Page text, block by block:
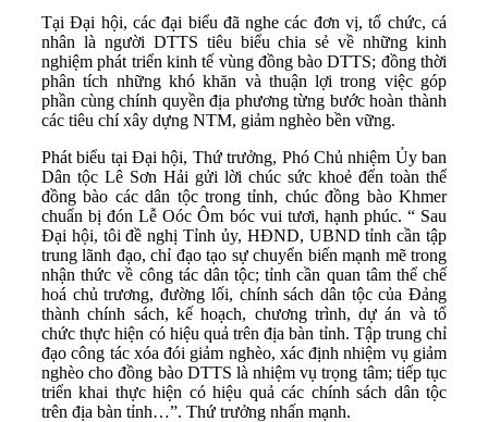
Tại Đại hội, các đại biểu đã nghe các đơn vị, tổ chức, cá
nhân là người DTTS tiêu biểu chia sẻ về những kinh
nghiệm phát triển kinh tế vùng đồng bào DTTS; đồng thời
phân tích những khó khăn và thuận lợi trong việc góp
phần cùng chính quyền địa phương từng bước hoàn thành
các tiêu chí xây dựng NTM, giảm nghèo bền vững.
Phát biểu tại Đại hội, Thứ trưởng, Phó Chủ nhiệm Ủy ban
Dân tộc Lê Sơn Hải gửi lời chúc sức khoẻ đến toàn thể
đồng bào các dân tộc trong tỉnh, chúc đồng bào Khmer
chuẩn bị đón Lễ Oóc Ôm bóc vui tươi, hạnh phúc. “ Sau
Đại hội, tôi đề nghị Tỉnh ủy, HĐND, UBND tỉnh cần tập
trung lãnh đạo, chỉ đạo tạo sự chuyển biến mạnh mẽ trong
nhận thức về công tác dân tộc; tỉnh cần quan tâm thể chế
hoá chủ trương, đường lối, chính sách dân tộc của Đảng
thành chính sách, kế hoạch, chương trình, dự án và tổ
chức thực hiện có hiệu quả trên địa bàn tỉnh. Tập trung chỉ
đạo công tác xóa đói giảm nghèo, xác định nhiệm vụ giảm
nghèo cho đồng bào DTTS là nhiệm vụ trọng tâm; tiếp tục
triển khai thực hiện có hiệu quả các chính sách dân tộc
trên địa bàn tỉnh…”. Thứ trưởng nhấn mạnh.